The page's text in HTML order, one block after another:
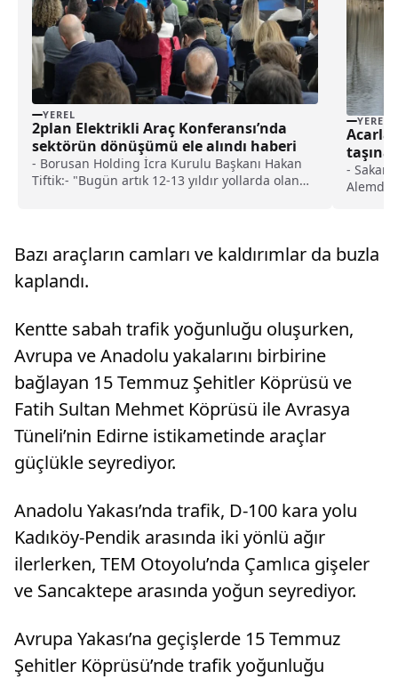
YEREL
2plan Elektrikli Araç Konferansı’nda
sektörün dönüşümü ele alındı haberi
- Borusan Holding İcra Kurulu Başkanı Hakan
Tiftik:- "Bugün artık 12-13 yıldır yollarda olan
bataryanın ne kadar sağlıklı olduğu
ölçülebilecek"
YEREL
-
ve
devam
Bazı araçların camları ve kaldırımlar da buzla
kaplandı.
Kentte sabah trafik yoğunluğu oluşurken,
Avrupa ve Anadolu yakalarını birbirine
bağlayan 15 Temmuz Şehitler Köprüsü ve
Fatih Sultan Mehmet Köprüsü ile Avrasya
Tüneli’nin Edirne istikametinde araçlar
güçlükle seyrediyor.
Anadolu Yakası’nda trafik, D-100 kara yolu
Kadıköy-Pendik arasında iki yönlü ağır
ilerlerken, TEM Otoyolu’nda Çamlıca gişeler
ve Sancaktepe arasında yoğun seyrediyor.
Avrupa Yakası’na geçişlerde 15 Temmuz
Şehitler Köprüsü’nde trafik yoğunluğu